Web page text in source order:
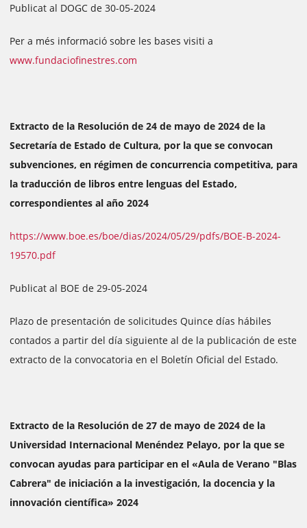
Publicat al DOGC de 30-05-2024
Per a més informació sobre les bases visiti a
www.fundaciofinestres.com
Extracto de la Resolución de 24 de mayo de 2024 de la
Secretaría de Estado de Cultura, por la que se convocan
subvenciones, en régimen de concurrencia competitiva, para
la traducción de libros entre lenguas del Estado,
correspondientes al año 2024
https://www.boe.es/boe/dias/2024/05/29/pdfs/BOE-B-2024-
19570.pdf
Publicat al BOE de 29-05-2024
Plazo de presentación de solicitudes Quince días hábiles
contados a partir del día siguiente al de la publicación de este
extracto de la convocatoria en el Boletín Oficial del Estado.
Extracto de la Resolución de 27 de mayo de 2024 de la
Universidad Internacional Menéndez Pelayo, por la que se
convocan ayudas para participar en el «Aula de Verano "Blas
Cabrera" de iniciación a la investigación, la docencia y la
innovación científica» 2024